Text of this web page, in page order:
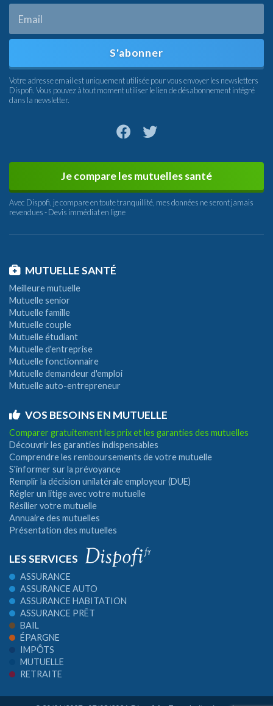
S'abonner
Votre adresse email est uniquement utilisée pour vous envoyer les newsletters
Dispofi. Vous pouvez à tout moment utiliser le lien de désabonnement intégré
dans la newsletter.
Je compare les mutuelles santé
Avec Dispofi, je compare en toute tranquillité, mes données ne seront jamais
revendues - Devis immédiat en ligne
MUTUELLE SANTÉ
Meilleure mutuelle
Mutuelle senior
Mutuelle famille
Mutuelle couple
Mutuelle étudiant
Mutuelle d'entreprise
Mutuelle fonctionnaire
Mutuelle demandeur d'emploi
Mutuelle auto-entrepreneur
VOS BESOINS EN MUTUELLE
Comparer gratuitement les prix et les garanties des mutuelles
Découvrir les garanties indispensables
Comprendre les remboursements de votre mutuelle
S'informer sur la prévoyance
Remplir la décision unilatérale employeur (DUE)
Régler un litige avec votre mutuelle
Résilier votre mutuelle
Annuaire des mutuelles
Présentation des mutuelles
LES SERVICES
ASSURANCE
ASSURANCE AUTO
ASSURANCE HABITATION
ASSURANCE PRÊT
BAIL
ÉPARGNE
IMPÔTS
MUTUELLE
RETRAITE